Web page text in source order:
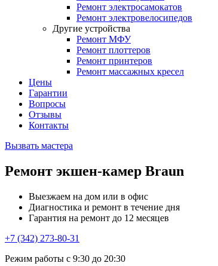
Ремонт электросамокатов
Ремонт электровелосипедов
Другие устройства
Ремонт МФУ
Ремонт плоттеров
Ремонт принтеров
Ремонт массажных кресел
Цены
Гарантии
Вопросы
Отзывы
Контакты
Вызвать мастера
Ремонт экшен-камер Braun
Выезжаем на дом или в офис
Диагностика и ремонт в течение дня
Гарантия на ремонт до 12 месяцев
+7 (342) 273-80-31
Режим работы с 9:30 до 20:30